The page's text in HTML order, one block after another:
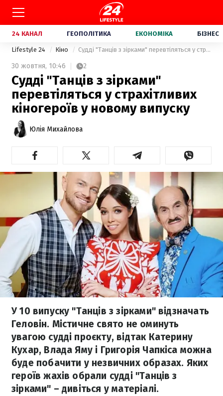
24 КАНАЛ ГЕОПОЛІТИКА ЕКОНОМІКА БІЗНЕС
Lifestyle 24 Кіно Судді "Танців з зірками" перевтіляться у страхітливих кіногероїв у новому випуску
30 жовтня, 10:46 2
Судді "Танців з зірками"
перевтіляться у страхітливих
кіногероїв у новому випуску
Юлія Михайлова
У 10 випуску "Танців з зірками" відзначать
Геловін. Містичне свято не оминуть
увагою судді проєкту, відтак Катерину
Кухар, Влада Яму і Григорія Чапкіса можна
буде побачити у незвичних образах. Яких
героїв жахів обрали судді "Танців з
зірками" – дивіться у матеріалі.